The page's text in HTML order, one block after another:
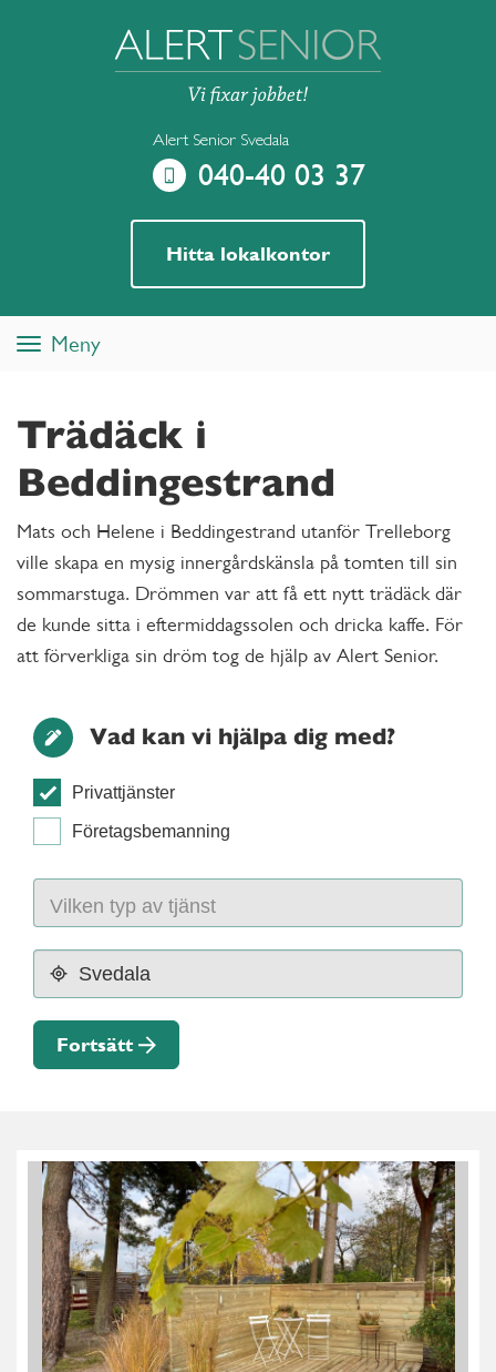
Alert Senior Svedala
040-40 03 37
Hitta lokalkontor
ToggleMeny
Trädäck i
Beddingestrand
Mats och Helene i Beddingestrand utanför Trelleborg
ville skapa en mysig innergårdskänsla på tomten till sin
sommarstuga. Drömmen var att få ett nytt trädäck där
de kunde sitta i eftermiddagssolen och dricka kaffe. För
att förverkliga sin dröm tog de hjälp av Alert Senior.
Vad kan vi hjälpa dig med?
Privattjänster
Företagsbemanning
Fortsätt